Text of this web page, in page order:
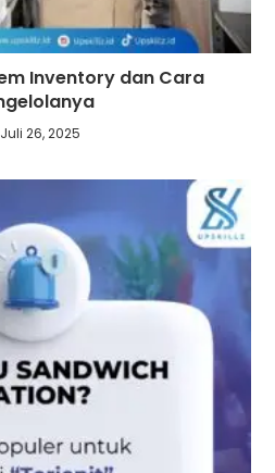
Inventory dan Cara
Juli 26, 2025